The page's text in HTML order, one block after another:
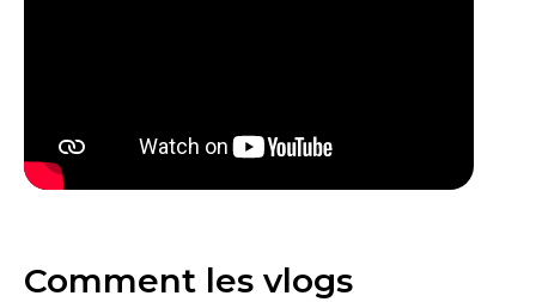
Comment les vlogs